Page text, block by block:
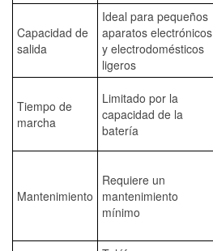
Capacidad de
salida
Ideal para pequeños
aparatos electrónicos
y electrodomésticos
ligeros
Tiempo de
marcha
Limitado por la
capacidad de la
batería
Mantenimiento
Requiere un
mantenimiento
mínimo